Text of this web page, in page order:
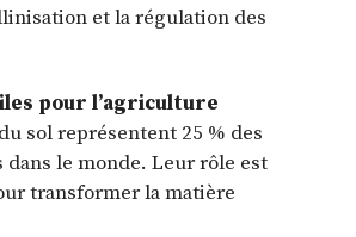
et la régulation des
pour l’agriculture
sol représentent 25 % des
dans le monde. Leur rôle est
transformer la matière